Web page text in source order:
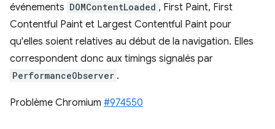
événements DOMContentLoaded , First Paint, First
Contentful Paint et Largest Contentful Paint pour
qu'elles soient relatives au début de la navigation. Elles
correspondent donc aux timings signalés par
PerformanceObserver .
Problème Chromium #974550